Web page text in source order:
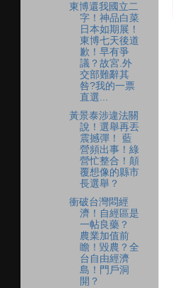
東博還我國立二
字！神品白菜
日本如期展！
東博七天後道
歉！早有爭
議？故宮.外
交部難辭其
咎?我的一票
直選...
黃景泰涉違法關
說！選舉再丟
震撼彈！ 藍
營頻出事！綠
營忙整合！顛
覆想像的縣市
長選舉？
衝破台灣悶經
濟！自經區是
一帖良藥？
農業加值前
瞻！毀農？全
台自由經濟
島！門戶洞
開？